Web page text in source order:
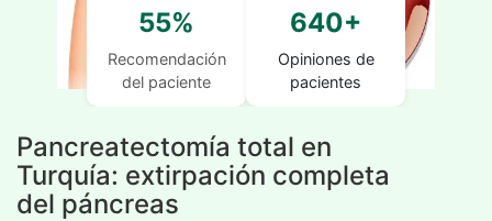
Pancreatectomía total en
Turquía: extirpación completa
del páncreas
55%
Recomendación
del paciente
640+
Opiniones de
pacientes